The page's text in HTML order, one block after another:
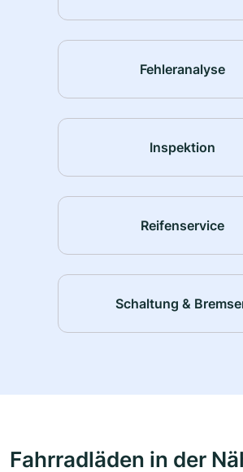
Fehleranalyse
Inspektion
Reifenservice
Schaltung &
Fahrradläden in der